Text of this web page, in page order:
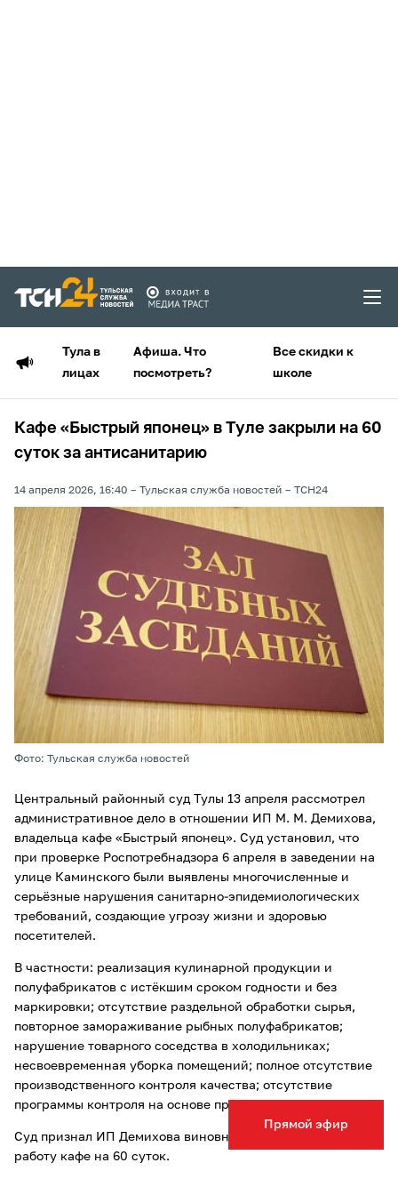
Тула в
лицах
Афиша. Что
посмотреть?
Все скидки к
школе
Прямой эфир
Кафе «Быстрый японец» в Туле закрыли на 60
суток за антисанитарию
14 апреля 2026, 16:40 Тульская служба новостей ТСН24
Фото: Тульская служба новостей
Центральный районный суд Тулы 13 апреля рассмотрел
административное дело в отношении ИП М. М. Демихова,
владельца кафе «Быстрый японец». Суд установил, что
при проверке Роспотребнадзора 6 апреля в заведении на
улице Каминского были выявлены многочисленные и
серьёзные нарушения санитарно-эпидемиологических
требований, создающие угрозу жизни и здоровью
посетителей.
В частности: реализация кулинарной продукции и
полуфабрикатов с истёкшим сроком годности и без
маркировки; отсутствие раздельной обработки сырья,
повторное замораживание рыбных полуфабрикатов;
нарушение товарного соседства в холодильниках;
несвоевременная уборка помещений; полное отсутствие
производственного контроля качества; отсутствие
программы контроля на основе принципов ХАССП.
Суд признал ИП Демихова виновным и приостановил
работу кафе на 60 суток.